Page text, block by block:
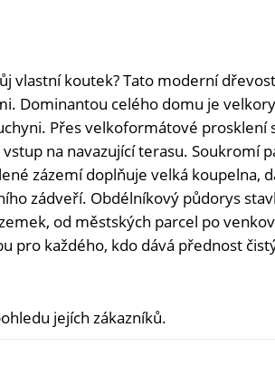
vlastní koutek? Tato moderní
Dominantou celého domu je
Přes velkoformátové
na navazující terasu. Soukromí
zázemí doplňuje velká koupelna,
zádveří. Obdélníkový půdorys
od městských parcel po
pro každého, kdo dává přednost
jejích zákazníků.